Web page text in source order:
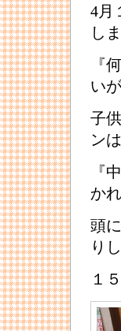
4月
し
『
い
子
ン
『
か
頭
り
１